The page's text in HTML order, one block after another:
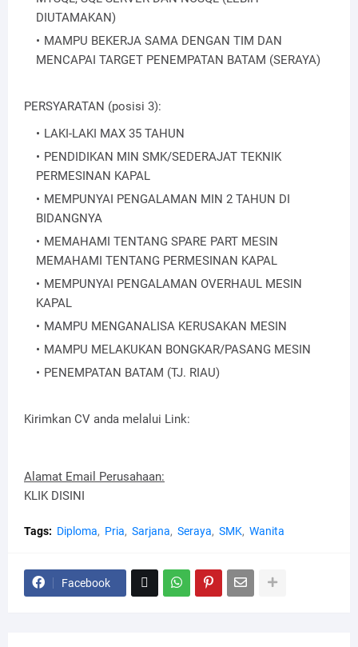
DIUTAMAKAN)
MAMPU BEKERJA SAMA DENGAN TIM DAN
MENCAPAI TARGET PENEMPATAN BATAM (SERAYA)
PERSYARATAN (posisi 3):
LAKI-LAKI MAX 35 TAHUN
PENDIDIKAN MIN SMK/SEDERAJAT TEKNIK
PERMESINAN KAPAL
MEMPUNYAI PENGALAMAN MIN 2 TAHUN DI
BIDANGNYA
MEMAHAMI TENTANG SPARE PART MESIN
MEMAHAMI TENTANG PERMESINAN KAPAL
MEMPUNYAI PENGALAMAN OVERHAUL MESIN
KAPAL
MAMPU MENGANALISA KERUSAKAN MESIN
MAMPU MELAKUKAN BONGKAR/PASANG MESIN
PENEMPATAN BATAM (TJ. RIAU)
Kirimkan CV anda melalui Link:
Alamat Email Perusahaan:
KLIK DISINI
Tags: Diploma Pria Sarjana Seraya SMK Wanita
Facebook